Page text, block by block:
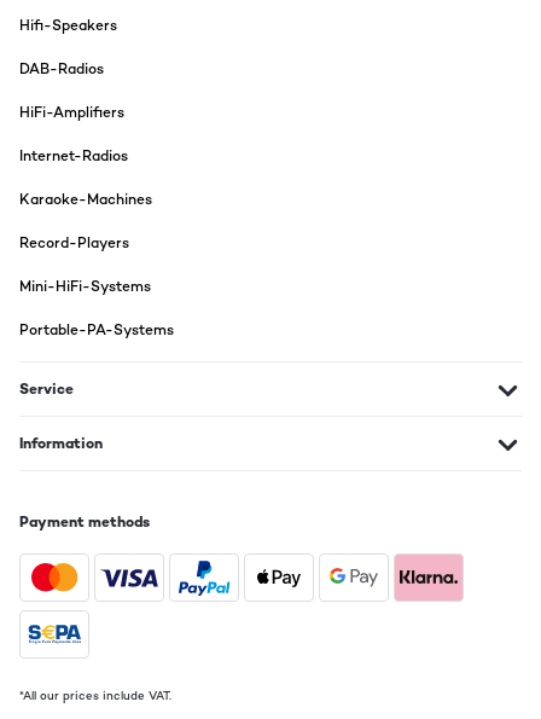
vergleichbar mit dem 25 Jahre alten Rotel RA 2020, der deutlich
mehr Power hat (Trotz nur 50W Pro Kanal), aber es rumst doch
von Quadral - Quintas 100. Keine super Teile, aber auch nicht
dumpfer und nicht ganz so klar, wie bei dem Rotel.Wenn man
das Gerät ungeeignet. Ich muss meinen PC voll aufdrehen und
nicht wenig, aber auch nicht sehr viel. Wenn man mal durch die
Wohnung tigert und voll aufdreht, ist das etwas wenig für mich.
billiges 5.1 System am Chinch-Output. Allerdings auf 2.1 gestellt
angeschlossen, welche mir etwas mehr Höhen geben. Und der
Bass nicht so stark aufdrehen muss und er sauberer klingt.- So
Klinke/Chinch).Der Rotel hat das wohl irgendwie besser
gerne laut Musik oder gucke gerne laut Filme. Dauert also, bis ich
auszusetzen an diesem Gerät. Ich wüsste nicht was. Sound ist
klasse, Sound ist laut, Sound ist deutlich. Man kann alles
anschließen,was man so normal im Gebrauch hat. (Was man halt
auch erwartet, an einem Verstärker anschließen zu können) nur
vielleicht etwas dunkel der Ton. Das könnte man noch sagen.
Aber dafür ziehe ich keinen Stern ab.
Amazon-Benutzer
Hifi-Speakers
DAB-Radios
HiFi-Amplifiers
Internet-Radios
Karaoke-Machines
Record-Players
Mini-HiFi-Systems
Portable-PA-Systems
Service
Information
Payment methods
*All our prices include VAT.